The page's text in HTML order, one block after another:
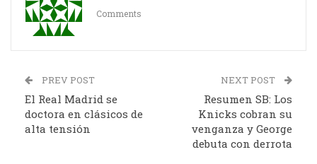
Comments
PREV POST
El Real Madrid se
doctora en clásicos de
alta tensión
NEXT POST
Resumen SB: Los
Knicks cobran su
venganza y George
debuta con derrota